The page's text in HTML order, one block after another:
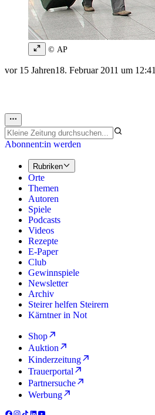
© AP
vor 15 Jahren18. Februar 2011 um 12:41
Abonnent:in werden
Rubriken
Orte
Themen
Autoren
Spiele
Podcasts
Videos
Rezepte
E-Paper
Club
Gewinnspiele
Newsletter
Archiv
Steirer helfen Steirern
Kärntner in Not
Shop
Auktion
Kinderzeitung
Trauerportal
Partnersuche
Werbung